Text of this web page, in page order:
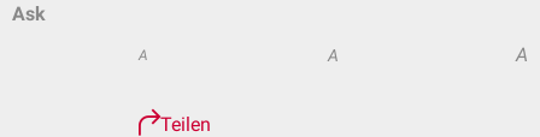
Ask
A A A
Teilen